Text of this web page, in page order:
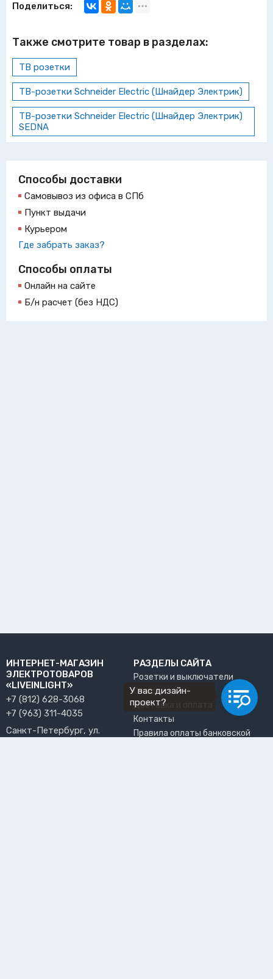
Поделиться:
Также смотрите товар в разделах:
ТВ розетки
ТВ-розетки Schneider Electric (Шнайдер Электрик)
ТВ-розетки Schneider Electric (Шнайдер Электрик)
SEDNA
Способы доставки
Самовывоз из офиса в СПб
Пункт выдачи
Курьером
Где забрать заказ?
Способы оплаты
Онлайн на сайте
Б/н расчет (без НДС)
ИНТЕРНЕТ-МАГАЗИН
ЭЛЕКТРОТОВАРОВ
«LIVEINLIGHT»
+7 (812) 628-3068
+7 (963) 311-4035
Санкт-Петербург, ул.
РАЗДЕЛЫ САЙТА
Розетки и выключатели
О нас
Доставка и оплата
Контакты
Правила оплаты банковской
У вас дизайн-
проект?